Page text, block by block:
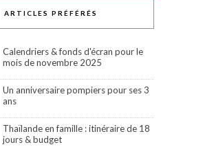
ARTICLES PRÉFÉRÉS
Calendriers & fonds d'écran pour le
mois de novembre 2025
Un anniversaire pompiers pour ses 3
ans
Thaïlande en famille : itinéraire de 18
jours & budget